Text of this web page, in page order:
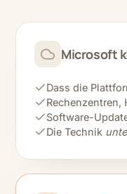
Microsoft
Dass die
Rechenzentren,
Software-
Die Technik